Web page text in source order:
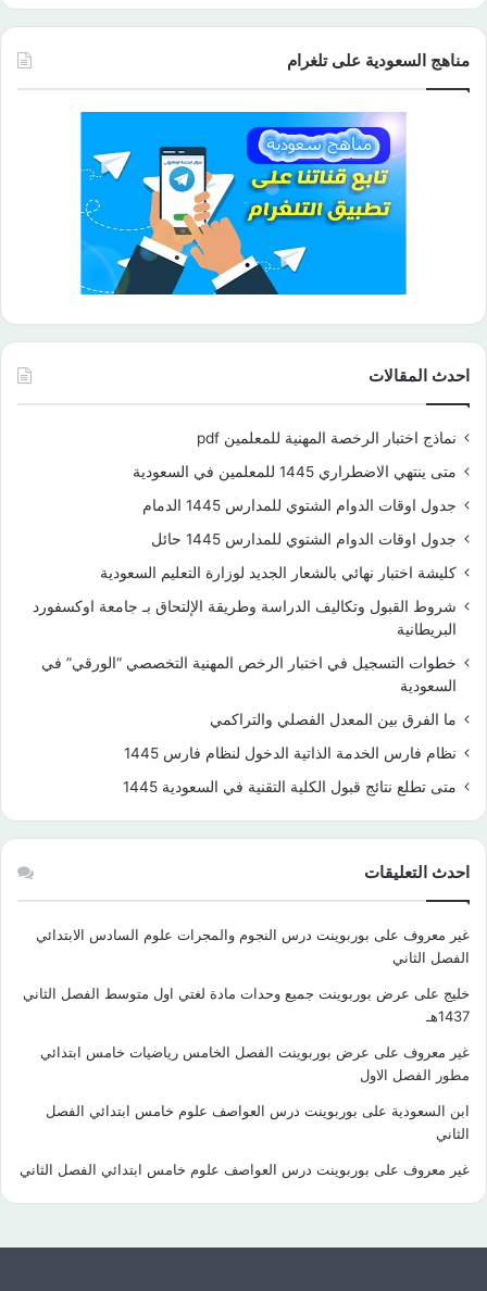
مناهج السعودية على تلغرام
احدث المقالات
نماذج اختبار الرخصة المهنية للمعلمين pdf
متى ينتهي الاضطراري 1445 للمعلمين في السعودية
جدول اوقات الدوام الشتوي للمدارس 1445 الدمام
جدول اوقات الدوام الشتوي للمدارس 1445 حائل
كليشة اختبار نهائي بالشعار الجديد لوزارة التعليم السعودية
شروط القبول وتكاليف الدراسة وطريقة الإلتحاق بـ جامعة اوكسفورد
البريطانية
خطوات التسجيل في اختبار الرخص المهنية التخصصي “الورقي” في
السعودية
ما الفرق بين المعدل الفصلي والتراكمي
نظام فارس الخدمة الذاتية الدخول لنظام فارس 1445
متى تطلع نتائج قبول الكلية التقنية في السعودية 1445
احدث التعليقات
غير معروف على بوربوينت درس النجوم والمجرات علوم السادس الابتدائي
الفصل الثاني
خليج على عرض بوربوينت جميع وحدات مادة لغتي اول متوسط الفصل الثاني
1437هـ
غير معروف على عرض بوربوينت الفصل الخامس رياضيات خامس ابتدائي
مطور الفصل الاول
ابن السعودية على بوربوينت درس العواصف علوم خامس ابتدائي الفصل
الثاني
غير معروف على بوربوينت درس العواصف علوم خامس ابتدائي الفصل الثاني